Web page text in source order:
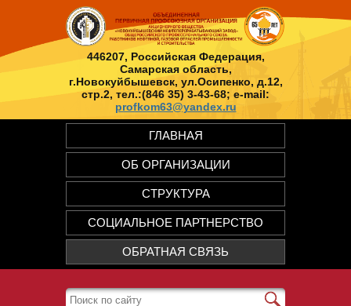
446207, Российская Федерация,
Самарская область,
г.Новокуйбышевск, ул.Осипенко, д.12,
стр.2, тел.:(846 35) 3-43-68; e-mail:
profkom63@yandex.ru
ГЛАВНАЯ
ОБ ОРГАНИЗАЦИИ
СТРУКТУРА
СОЦИАЛЬНОЕ ПАРТНЕРСТВО
ОБРАТНАЯ СВЯЗЬ